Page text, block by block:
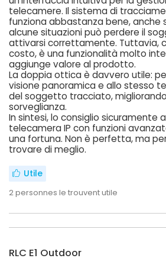
telecamere. Il sistema di
funziona abbastanza bene, anche
alcune situazioni può perdere il
attivarsi correttamente. Tuttavia,
costo, è una funzionalità molto
aggiunge valore al prodotto.
La doppia ottica è davvero utile:
visione panoramica e allo stesso
del soggetto tracciato,
sorveglianza.
In sintesi, lo consiglio sicuramente
telecamera IP con funzioni
una fortuna. Non è perfetta, ma
trovare di meglio.
Utile
2personnes le trouvent utile
RLC E1 Outdoor